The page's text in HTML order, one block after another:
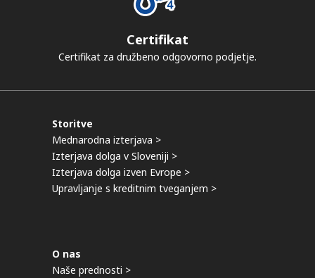
Certifikat
Certifikat za družbeno odgovorno podjetje.
Storitve
Mednarodna izterjava >
Izterjava dolga v Sloveniji >
Izterjava dolga izven Evrope >
Upravljanje s kreditnim tveganjem >
O nas
Naše prednosti >